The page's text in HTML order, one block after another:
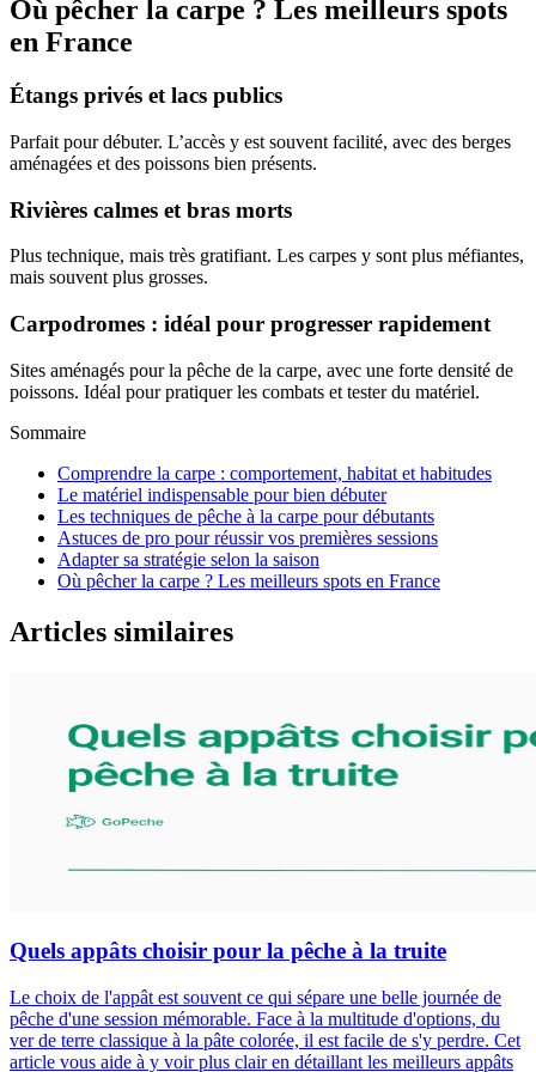
Où pêcher la carpe ? Les meilleurs spots
en France
Étangs privés et lacs publics
Parfait pour débuter. L’accès y est souvent facilité, avec des berges
aménagées et des poissons bien présents.
Rivières calmes et bras morts
Plus technique, mais très gratifiant. Les carpes y sont plus méfiantes,
mais souvent plus grosses.
Carpodromes : idéal pour progresser rapidement
Sites aménagés pour la pêche de la carpe, avec une forte densité de
poissons. Idéal pour pratiquer les combats et tester du matériel.
Sommaire
Comprendre la carpe : comportement, habitat et habitudes
Le matériel indispensable pour bien débuter
Les techniques de pêche à la carpe pour débutants
Astuces de pro pour réussir vos premières sessions
Adapter sa stratégie selon la saison
Où pêcher la carpe ? Les meilleurs spots en France
Articles similaires
Quels appâts choisir pour la pêche à la truite
Le choix de l'appât est souvent ce qui sépare une belle journée de
pêche d'une session mémorable. Face à la multitude d'options, du
ver de terre classique à la pâte colorée, il est facile de s'y perdre. Cet
article vous aide à y voir plus clair en détaillant les meilleurs appâts